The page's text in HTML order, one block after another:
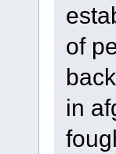
of
in